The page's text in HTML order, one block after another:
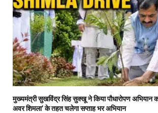
मुख्यमंत्री सुखविंद्र सिंह सुक्खू ने किया पौधारोपण अभियान
अवर शिमला’ के तहत चलेगा सप्ताह भर अभियान